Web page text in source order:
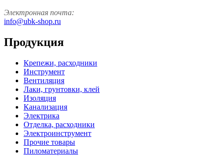
Электронная почта:
info@ubk-shop.ru
Продукция
Крепежи, расходники
Инструмент
Вентиляция
Лаки, грунтовки, клей
Изоляция
Канализация
Электрика
Отделка, расходники
Электроинструмент
Прочие товары
Пиломатериалы